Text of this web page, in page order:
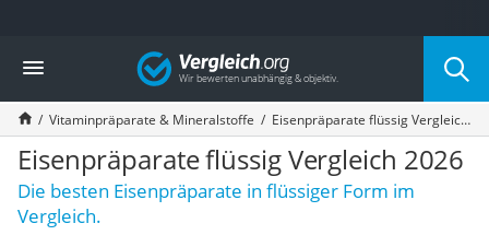
Die beliebtesten Vergleiche nach Kategorie
Drogerie
Inhalator
Haarschneider
Rollator
Braun Rasierer
Katzenklappe (Chip)
Rasierer
Vergleich
Vitaminpräparate & Mineralstoffe Eisenpräparate flüssig Vergleich 2026
Eisenpräparate flüssig Vergleich 2026
Die besten Eisenpräparate in flüssiger Form im
Vergleich.